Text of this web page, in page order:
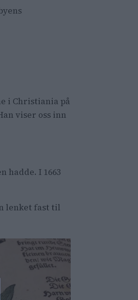
i Christiania på
viser oss inn
hadde. I 1663
lenket fast til